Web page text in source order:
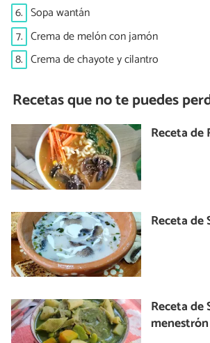
6. Sopa wantán
7. Crema de melón con jamón
8. Crema de chayote y cilantro
Recetas que no te puedes
Receta de
Receta de
Receta de
menestrón